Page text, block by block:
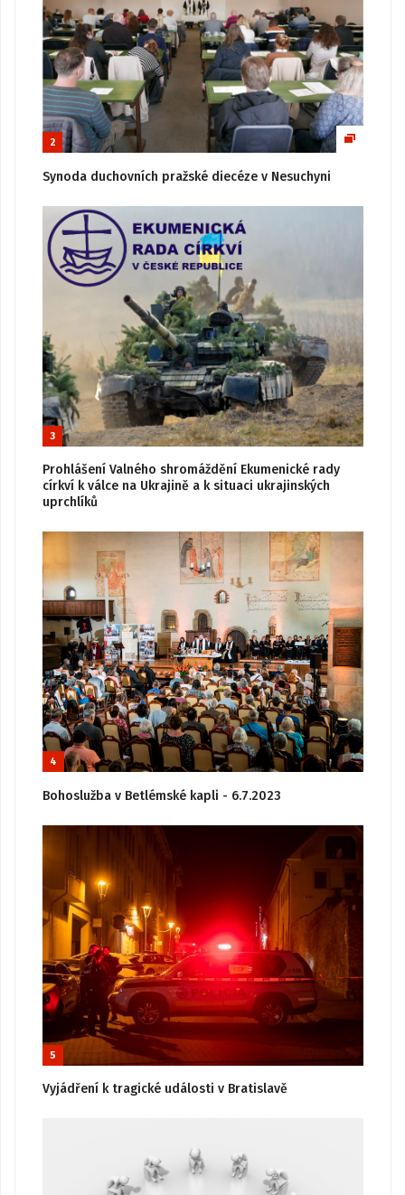
2
Synoda duchovních pražské diecéze v Nesuchyni
3
Prohlášení Valného shromáždění Ekumenické rady
církví k válce na Ukrajině a k situaci ukrajinských
uprchlíků
4
Bohoslužba v Betlémské kapli - 6.7.2023
5
Vyjádření k tragické události v Bratislavě